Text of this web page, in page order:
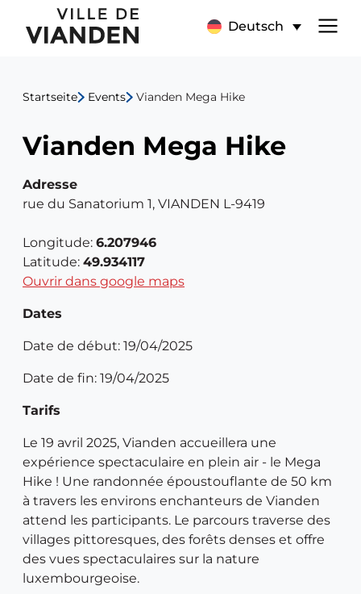
Vianden
Mega
Hike
Deutsch
Hauptnavigationsmenü
Startseite Events Vianden Mega Hike
Vianden Mega Hike
Adresse
rue du Sanatorium 1, VIANDEN L-9419
Longitude: 6.207946
Latitude: 49.934117
Ouvrir dans google maps
Dates
Date de début: 19/04/2025
Date de fin: 19/04/2025
Tarifs
Le 19 avril 2025, Vianden accueillera une
expérience spectaculaire en plein air - le Mega
Hike ! Une randonnée époustouflante de 50 km
à travers les environs enchanteurs de Vianden
attend les participants. Le parcours traverse des
villages pittoresques, des forêts denses et offre
des vues spectaculaires sur la nature
luxembourgeoise.